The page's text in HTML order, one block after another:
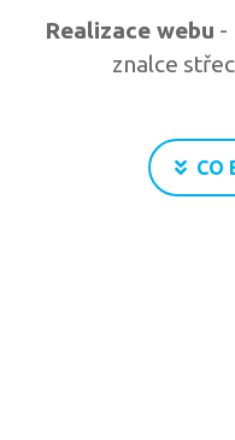
Realizace webu -
znalce
CO